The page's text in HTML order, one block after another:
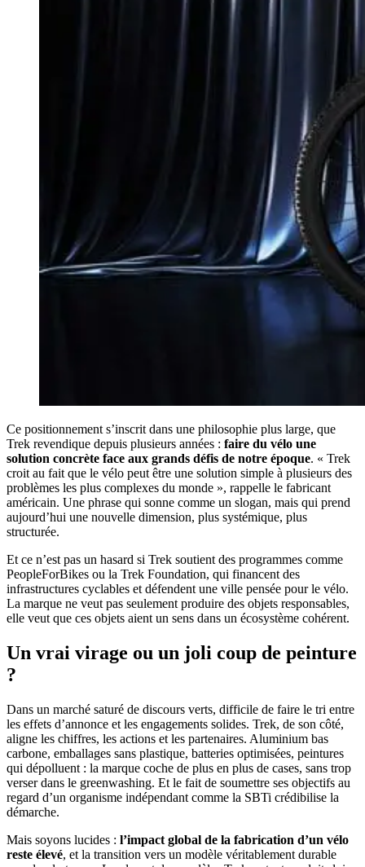
Ce positionnement s’inscrit dans une philosophie plus large, que
Trek revendique depuis plusieurs années : faire du vélo une
solution concrète face aux grands défis de notre époque. « Trek
croit au fait que le vélo peut être une solution simple à plusieurs des
problèmes les plus complexes du monde », rappelle le fabricant
américain. Une phrase qui sonne comme un slogan, mais qui prend
aujourd’hui une nouvelle dimension, plus systémique, plus
structurée.
Et ce n’est pas un hasard si Trek soutient des programmes comme
PeopleForBikes ou la Trek Foundation, qui financent des
infrastructures cyclables et défendent une ville pensée pour le vélo.
La marque ne veut pas seulement produire des objets responsables,
elle veut que ces objets aient un sens dans un écosystème cohérent.
Un vrai virage ou un joli coup de peinture
?
Dans un marché saturé de discours verts, difficile de faire le tri entre
les effets d’annonce et les engagements solides. Trek, de son côté,
aligne les chiffres, les actions et les partenaires. Aluminium bas
carbone, emballages sans plastique, batteries optimisées, peintures
qui dépolluent : la marque coche de plus en plus de cases, sans trop
verser dans le greenwashing. Et le fait de soumettre ses objectifs au
regard d’un organisme indépendant comme la SBTi crédibilise la
démarche.
Mais soyons lucides : l’impact global de la fabrication d’un vélo
reste élevé, et la transition vers un modèle véritablement durable